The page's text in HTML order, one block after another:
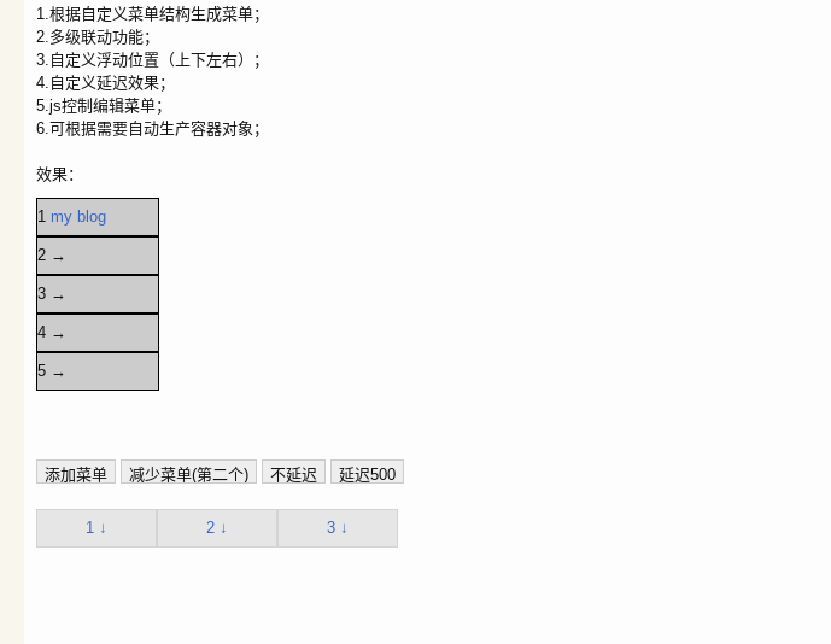
1.根据自定义菜单结构生成菜单；
2.多级联动功能；
3.自定义浮动位置（上下左右）；
4.自定义延迟效果；
5.js控制编辑菜单；
6.可根据需要自动生产容器对象；
效果：
1 my blog
2 →
3 →
4 →
5 →
1 ↓ 2 ↓ 3 ↓